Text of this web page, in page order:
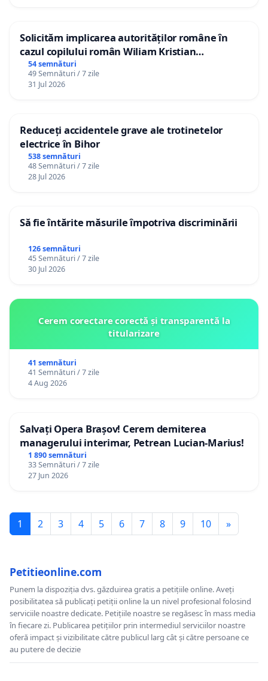
Solicităm implicarea autorităților române în
cazul copilului român Wiliam Kristian
Gheorghe, aflat în plasament în Danemarca de
12 ani
54 semnături
49 Semnături / 7 zile
31 Jul 2026
Reduceți accidentele grave ale trotinetelor
electrice în Bihor
538 semnături
48 Semnături / 7 zile
28 Jul 2026
Să fie întărite măsurile împotriva discriminării
126 semnături
45 Semnături / 7 zile
30 Jul 2026
Cerem corectare corectă și transparentă la
titularizare
41 semnături
41 Semnături / 7 zile
4 Aug 2026
Salvați Opera Brașov! Cerem demiterea
managerului interimar, Petrean Lucian-Marius!
1 890 semnături
33 Semnături / 7 zile
27 Jun 2026
1 2 3 4 5 6 7 8 9 10 »
Petitieonline.com
Punem la dispoziția dvs. găzduirea gratis a petițiile online. Aveți
posibilitatea să publicați petiții online la un nivel profesional folosind
serviciile noastre dedicate. Petițiile noastre se regăsesc în mass media
în fiecare zi. Publicarea petițiilor prin intermediul serviciilor noastre
oferă impact și vizibilitate către publicul larg cât și către persoane ce
au putere de decizie